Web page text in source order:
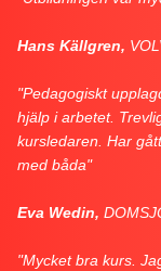
Hans Källgren,
"Pedagogiskt
hjälp i arbetet.
kursledaren. Har
med båda"
Eva Wedin,
"Mycket bra kurs.